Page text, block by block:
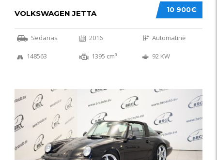
10 900€
VOLKSWAGEN JETTA
Sedanas 2016 Automatinė
148563 1395 cm³ 92 KW
59